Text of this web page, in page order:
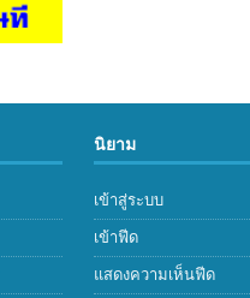
นิยาม
เข้าสู่ระบบ
เข้าฟีด
แสดงความเห็นฟีด